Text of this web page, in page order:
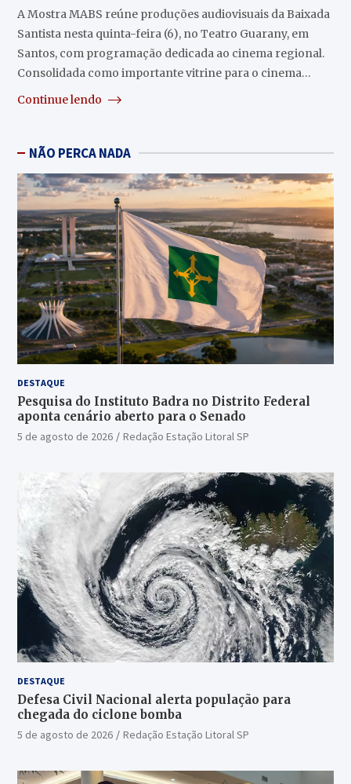
A Mostra MABS reúne produções audiovisuais da Baixada
Santista nesta quinta-feira (6), no Teatro Guarany, em
Santos, com programação dedicada ao cinema regional.
Consolidada como importante vitrine para o cinema…
Continue lendo
NÃO PERCA NADA
DESTAQUE
Pesquisa do Instituto Badra no Distrito Federal
aponta cenário aberto para o Senado
5 de agosto de 2026 Redação Estação Litoral SP
DESTAQUE
Defesa Civil Nacional alerta população para
chegada do ciclone bomba
5 de agosto de 2026 Redação Estação Litoral SP